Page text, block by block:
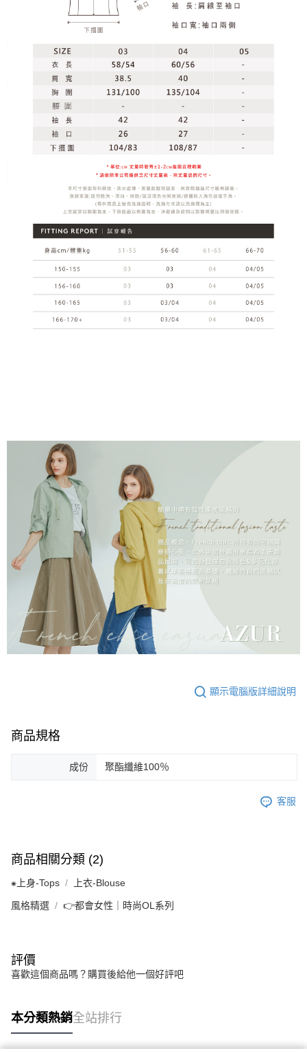
顯示電腦版詳細說明
商品規格
成份 聚酯纖維100％
客服
商品相關分類 (2)
⁕上身-Tops 上衣-Blouse
風格精選 👉都會女性｜時尚OL系列
評價
喜歡這個商品嗎？購買後給他一個好評吧
本分類熱銷全站排行